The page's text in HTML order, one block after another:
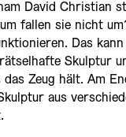
David Christian
fallen sie nicht
Das
Skulptur
Zeug hält. Am
aus